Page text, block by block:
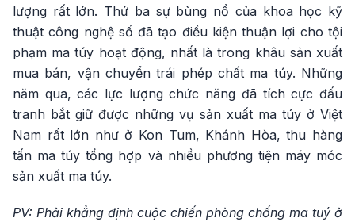
lượng rất lớn. Thứ ba sự bùng nổ của khoa học kỹ
thuật công nghệ số đã tạo điều kiện thuận lợi cho tội
phạm ma túy hoạt động, nhất là trong khâu sản xuất
mua bán, vận chuyển trái phép chất ma túy. Những
năm qua, các lực lượng chức năng đã tích cực đấu
tranh bắt giữ được những vụ sản xuất ma túy ở Việt
Nam rất lớn như ở Kon Tum, Khánh Hòa, thu hàng
tấn ma túy tổng hợp và nhiều phương tiện máy móc
sản xuất ma túy.
PV: Phải khẳng định cuộc chiến phòng chống ma tuý ở